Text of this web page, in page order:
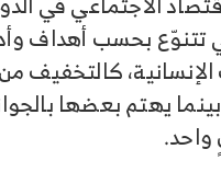
تتنوّع بحسب أهداف
كالتخفيف
يهتم بعضها